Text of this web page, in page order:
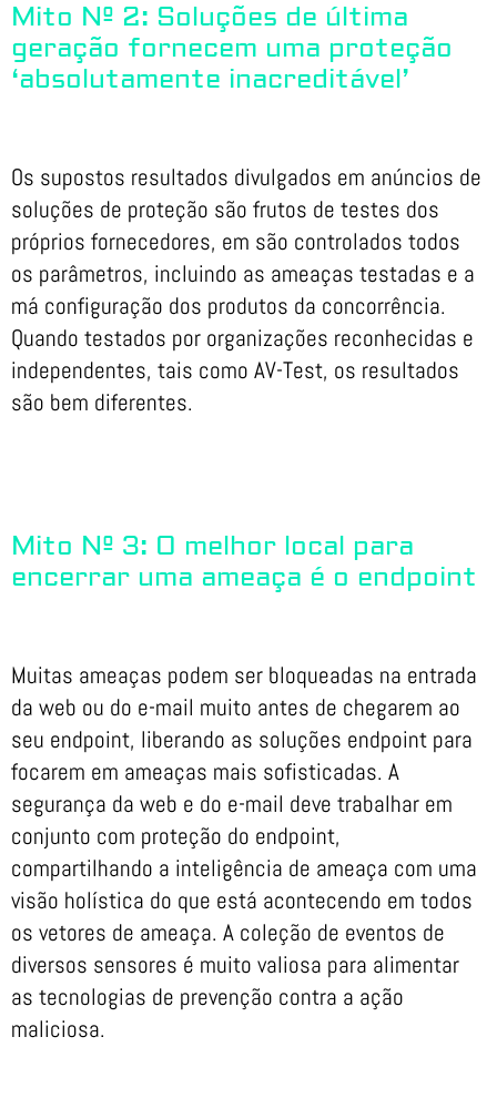
Mito Nº 2: Soluções de última
geração fornecem uma proteção
‘absolutamente inacreditável’
Os supostos resultados divulgados em anúncios de
soluções de proteção são frutos de testes dos
próprios fornecedores, em são controlados todos
os parâmetros, incluindo as ameaças testadas e a
má configuração dos produtos da concorrência.
Quando testados por organizações reconhecidas e
independentes, tais como AV-Test, os resultados
são bem diferentes.
Mito Nº 3: O melhor local para
encerrar uma ameaça é o endpoint
Muitas ameaças podem ser bloqueadas na entrada
da web ou do e-mail muito antes de chegarem ao
seu endpoint, liberando as soluções endpoint para
focarem em ameaças mais sofisticadas. A
segurança da web e do e-mail deve trabalhar em
conjunto com proteção do endpoint,
compartilhando a inteligência de ameaça com uma
visão holística do que está acontecendo em todos
os vetores de ameaça. A coleção de eventos de
diversos sensores é muito valiosa para alimentar
as tecnologias de prevenção contra a ação
maliciosa.